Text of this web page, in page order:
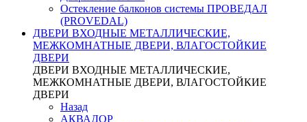
Остекление балконов системы ПРОВЕДАЛ
(PROVEDAL)
ДВЕРИ ВХОДНЫЕ МЕТАЛЛИЧЕСКИЕ,
МЕЖКОМНАТНЫЕ ДВЕРИ, ВЛАГОСТОЙКИЕ
ДВЕРИ
ДВЕРИ ВХОДНЫЕ МЕТАЛЛИЧЕСКИЕ,
МЕЖКОМНАТНЫЕ ДВЕРИ, ВЛАГОСТОЙКИЕ
ДВЕРИ
Назад
АКВАДОР